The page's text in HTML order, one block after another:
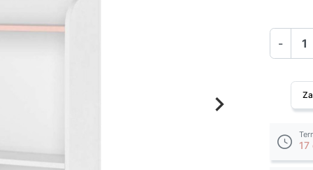
Następny
keyboard_arrow_right
-